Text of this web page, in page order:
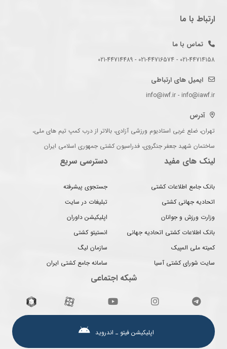
ارتباط با ما
تماس با ما
021-44714158 - 021-44716574 - 021-44714489
ایمیل های ارتباطی
info@iwf.ir - info@iawf.ir
آدرس
تهران، ضلع غربی استادیوم ورزشی آزادی، بالاتر از درب کمپ تیم های ملی،
ساختمان شهید جعفر جنگروی، فدراسیون کشتی جمهوری اسلامی ایران
لینک های مفید
بانک جامع اطلاعات کشتی
اتحادیه جهانی کشتی
وزارت ورزش و جوانان
بانک اطلاعات کشتی اتحادیه جهانی
کمیته ملی المپیک
سایت شورای کشتی آسیا
دسترسی سریع
جستجوی پیشرفته
تبلیغات در سایت
اپلیکیشن داوران
انستیتو کشتی
سازمان لیگ
سامانه جامع کشتی ایران
شبکه اجتماعی
اپلیکیشن فیتو ـ اندروید